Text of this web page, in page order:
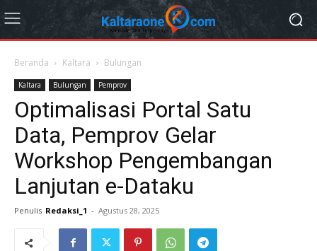
Beranda Kaltara Bulungan
Kaltara Bulungan Pemprov
Optimalisasi Portal Satu
Data, Pemprov Gelar
Workshop Pengembangan
Lanjutan e-Dataku
Penulis Redaksi_1 - Agustus 28, 2025